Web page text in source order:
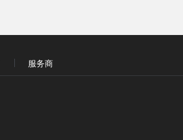
服务商